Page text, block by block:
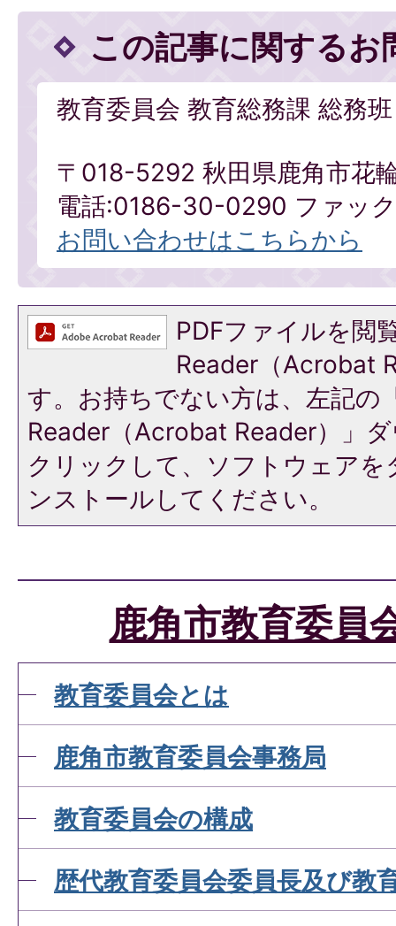
この記事に関するお
教育委員会 教育総務課 総務班
〒018-5292 秋田県鹿角市花
電話:0186-30-0290 ファッ
お問い合わせはこちらから
PDFファイルを閲
Reader（Acrobat
す。お持ちでない方は、左記の
Reader（Acrobat Reader）」
クリックして、ソフトウェア
ンストールしてください。
鹿角市教育委員
教育委員会とは
鹿角市教育委員会事務局
教育委員会の構成
歴代教育委員会委員長及び教